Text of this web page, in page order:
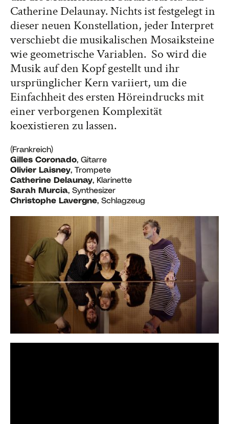
Catherine Delaunay. Nichts ist festgelegt in
dieser neuen Konstellation, jeder Interpret
verschiebt die musikalischen Mosaiksteine
wie geometrische Variablen. So wird die
Musik auf den Kopf gestellt und ihr
ursprünglicher Kern variiert, um die
Einfachheit des ersten Höreindrucks mit
einer verborgenen Komplexität
koexistieren zu lassen.
(Frankreich)
Gilles Coronado, Gitarre
Olivier Laisney, Trompete
Catherine Delaunay, Klarinette
Sarah Murcia, Synthesizer
Christophe Lavergne, Schlagzeug